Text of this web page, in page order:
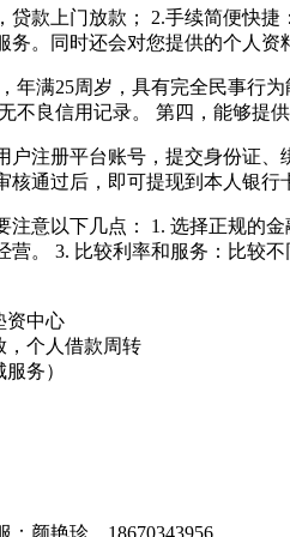
贷款上门放款； 2.手续简便快
务。同时还会对您提供的个人
年满25周岁，具有完全民事行
不良信用记录。 第四，能够提
户注册平台账号，提交身份证
核通过后，即可提现到本人银行
注意以下几点： 1. 选择正规的
营。 3. 比较利率和服务：比较
资中心
，个人借款周转
务）
颜艳珍， 18670343956